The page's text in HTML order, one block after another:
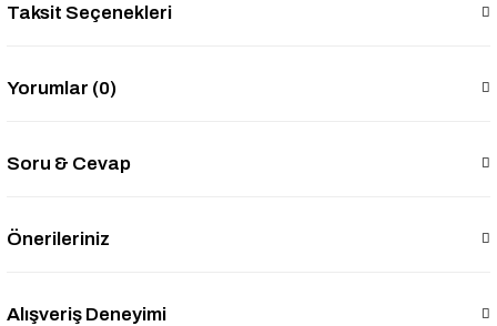
Taksit Seçenekleri
Yorumlar (0)
Soru & Cevap
Önerileriniz
Alışveriş Deneyimi